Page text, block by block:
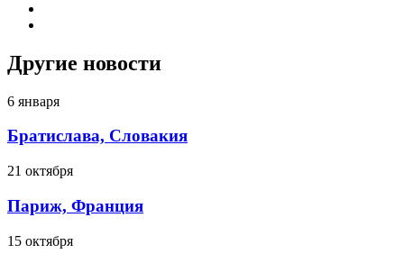
Другие новости
6 января
Братислава, Словакия
21 октября
Париж, Франция
15 октября